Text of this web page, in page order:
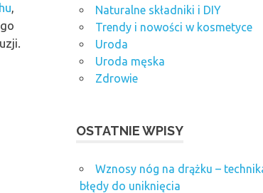
,
Naturalne składniki i DIY
Trendy i nowości w kosmetyce
Uroda
Uroda męska
Zdrowie
OSTATNIE WPISY
Wznosy nóg na drążku –
błędy do uniknięcia